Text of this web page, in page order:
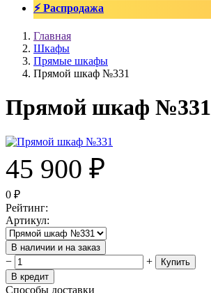
⚡ Распродажа
Главная
Шкафы
Прямые шкафы
Прямой шкаф №331
Прямой шкаф №331
45 900 ₽
0 ₽
Рейтинг:
Артикул:
В наличии и на заказ
− +
Купить
В кредит
Способы доставки